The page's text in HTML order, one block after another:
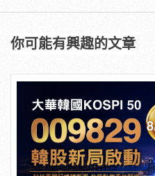
你可能有興趣的文章